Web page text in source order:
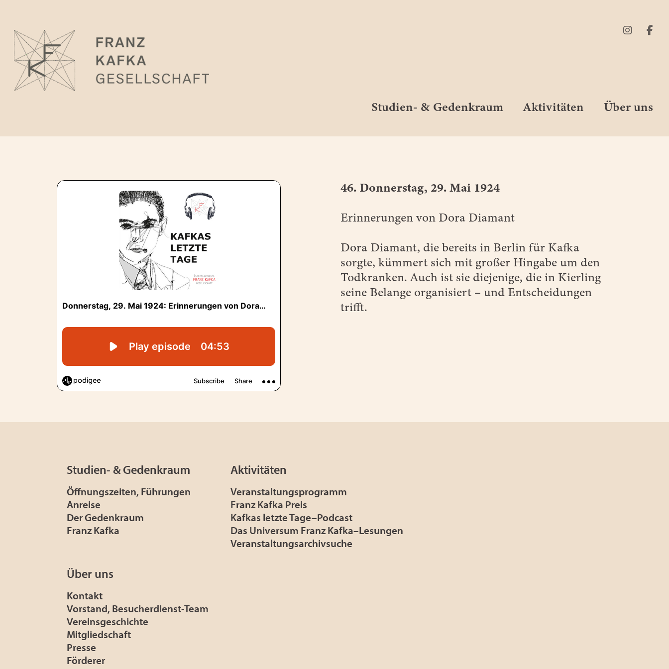
Studien- & Gedenkraum Aktivitäten Über uns
46. Donnerstag, 29. Mai 1924
Erinnerungen von Dora Diamant
Dora Diamant, die bereits in Berlin für Kafka
sorgte, kümmert sich mit großer Hingabe um den
Todkranken. Auch ist sie diejenige, die in Kierling
seine Belange organisiert – und Entscheidungen
trifft.
Studien- & Gedenkraum
Öffnungszeiten, Führungen
Anreise
Der Gedenkraum
Franz Kafka
Aktivitäten
Veranstaltungsprogramm
Franz Kafka Preis
Kafkas letzte Tage–Podcast
Das Universum Franz Kafka–Lesungen
Veranstaltungsarchivsuche
Über uns
Kontakt
Vorstand, Besucherdienst-Team
Vereinsgeschichte
Mitgliedschaft
Presse
Förderer